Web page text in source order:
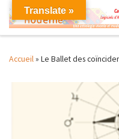
Skip to content
Accueil» Le Ballet des
Translate »